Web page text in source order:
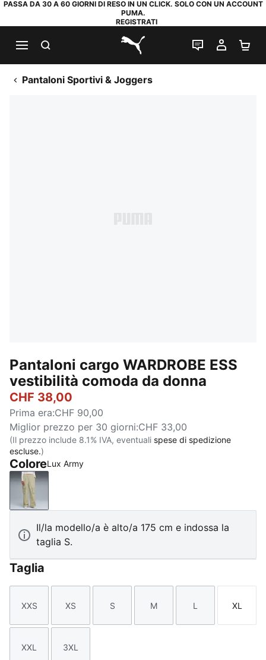
PASSA DA 30 A 60 GIORNI DI RESO IN UN CLICK. SOLO CON UN ACCOUNT
PUMA.
REGISTRATI
PUMA.com
CHAT IL MIO
Pantaloni Sportivi & Joggers
Pantaloni cargo WARDROBE ESS
vestibilità comoda da donna
CHF 38,00
Prima era:CHF 90,00
Miglior prezzo per 30 giorni:CHF 33,00
(Il prezzo include 8.1% IVA, eventuali spese di spedizione
escluse.)
ColoreLux Army
Lux Army
Il/la modello/a è alto/a 175 cm e indossa la
taglia S.
Taglia
Taglia
XXS
Taglia
XS
Taglia
S
Taglia
M
Taglia
L
Taglia
XL
Taglia
XXL
Taglia
3XL